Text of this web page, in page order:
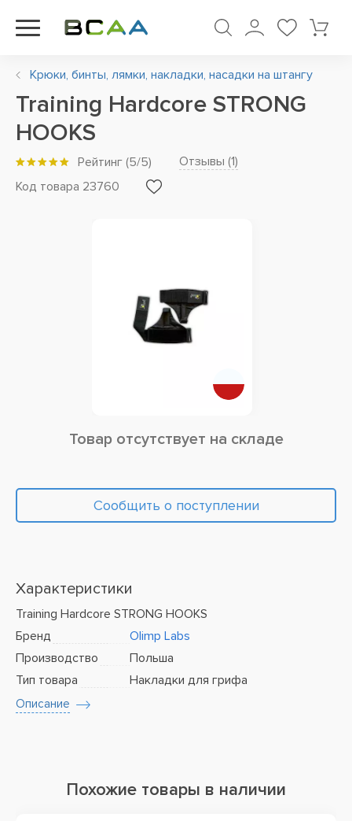
Крюки, бинты, лямки, накладки, насадки на штангу
Training Hardcore STRONG
HOOKS
Рейтинг (5/5) Отзывы (1)
Код товара 23760
Товар отсутствует на складе
Сообщить о поступлении
Характеристики
Training Hardcore STRONG HOOKS
Бренд
Olimp Labs
Производство
Польша
Тип товара
Накладки для грифа
Описание
Похожие товары в наличии